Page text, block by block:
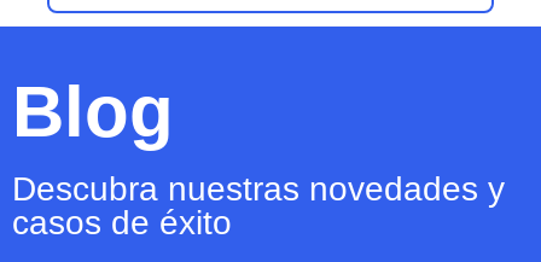
Blog
Descubra nuestras novedades y
casos de éxito